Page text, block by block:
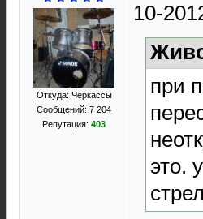
Откуда: Черкассы
Сообщений: 7 204
Репутация: 403
10-
при
это.